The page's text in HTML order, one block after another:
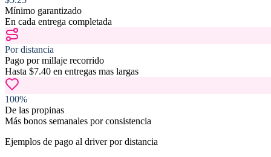
Mínimo garantizado
En cada entrega completada
Por distancia
Pago por millaje recorrido
Hasta $7.40 en entregas mas largas
100%
De las propinas
Más bonos semanales por consistencia
Ejemplos de pago al driver por distancia